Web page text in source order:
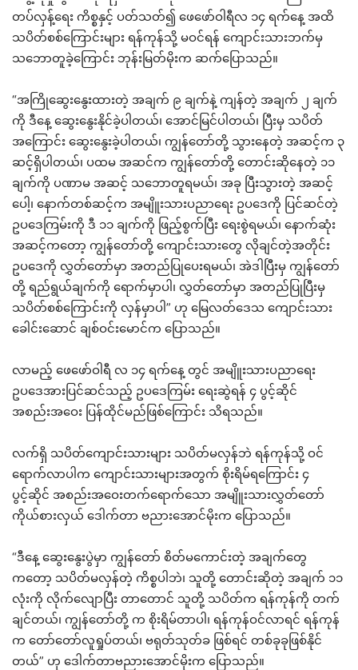
တပ်လှန့်ရေး ကိစ္စနှင့် ပတ်သတ်၍ ဖေဖော်ဝါရီလ ၁၄ ရက်နေ့ အထိ
သပိတ်စစ်ကြောင်းများ ရန်ကုန်သို့ မဝင်ရန် ကျောင်းသားဘက်မှ
သဘောတူခဲ့ကြောင်း ဘုန်းမြတ်မိုးက ဆက်ပြောသည်။
“အကြိုဆွေးနွေးထားတဲ့ အချက် ၉ ချက်နဲ့ ကျန်တဲ့ အချက် ၂ ချက်
ကို ဒီနေ့ ဆွေးနွေးနိုင်ခဲ့ပါတယ်၊ အောင်မြင်ပါတယ်၊ ပြီးမှ သပိတ်
အကြောင်း ဆွေးနွေးခဲ့ပါတယ်၊ ကျွန်တော်တို့ သွားနေတဲ့ အဆင့်က ၃
ဆင့်ရှိပါတယ်၊ ပထမ အဆင်က ကျွန်တော်တို့ တောင်းဆိုနေတဲ့ ၁၁
ချက်ကို ပဏာမ အဆင့် သဘောတူရမယ်၊ အခု ပြီးသွားတဲ့ အဆင့်
ပေါ့၊ နောက်တစ်ဆင့်က အမျိူးသားပညာရေး ဥပဒေကို ပြင်ဆင်တဲ့
ဥပဒေကြမ်းကို ဒီ ၁၁ ချက်ကို ဖြည့်စွက်ပြီး ရေးစွဲရမယ်၊ နောက်ဆုံး
အဆင့်ကတော့ ကျွန်တော်တို့ ကျောင်းသားတွေ လိုချင်တဲ့အတိုင်း
ဥပဒေကို လွှတ်တော်မှာ အတည်ပြုပေးရမယ်၊ အဲဒါပြီးမှ ကျွန်တော်
တို့ ရည်ရွယ်ချက်ကို ရောက်မှာပါ၊ လွှတ်တော်မှာ အတည်ပြုပြီးမှ
သပိတ်စစ်ကြောင်းကို လှန်မှာပါ” ဟု မြေလတ်ဒေသ ကျောင်းသား
ခေါင်းဆောင် ချစ်ဝင်းမောင်က ပြောသည်။
လာမည့် ဖေဖော်ဝါရီ လ ၁၄ ရက်နေ့ တွင် အမျိူးသားပညာရေး
ဥပဒေအားပြင်ဆင်သည့် ဥပဒေကြမ်း ရေးဆွဲရန် ၄ ပွင့်ဆိုင်
အစည်းအဝေး ပြန်ထိုင်မည်ဖြစ်ကြောင်း သိရသည်။
လက်ရှိ သပိတ်ကျောင်းသားများ သပိတ်မလှန်ဘဲ ရန်ကုန်သို့ ဝင်
ရောက်လာပါက ကျောင်းသားများအတွက် စိုးရိမ်ရကြောင်း ၄
ပွင့်ဆိုင် အစည်းအဝေးတက်ရောက်သော အမျိူးသားလွှတ်တော်
ကိုယ်စားလှယ် ဒေါက်တာ ဗညားအောင်မိုးက ပြောသည်။
“ဒီနေ့ ဆွေးနွေးပွဲမှာ ကျွန်တော် စိတ်မကောင်းတဲ့ အချက်တွေ
ကတော့ သပိတ်မလှန်တဲ့ ကိစ္စပါဘဲ၊ သူတို့ တောင်းဆိုတဲ့ အချက် ၁၁
လုံးကို လိုက်လျောပြီး တာတောင် သူတို့ သပိတ်က ရန်ကုန်ကို တက်
ချင်တယ်၊ ကျွန်တော်တို့ က စိုးရိမ်တာပါ၊ ရန်ကုန်ဝင်လာရင် ရန်ကုန်
က တော်တော်လူရှုပ်တယ်၊ ဗရုတ်သုတ်ခ ဖြစ်ရင် တစ်ခုခုဖြစ်နိုင်
တယ်” ဟု ဒေါက်တာဗညားအောင်မိုးက ပြောသည်။